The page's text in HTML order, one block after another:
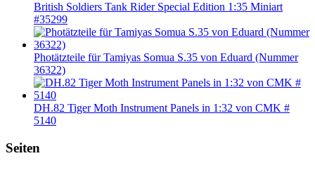
British Soldiers Tank Rider Special Edition 1:35 Miniart
#35299
Photätzteile für Tamiyas Somua S.35 von Eduard (Nummer
36322)
DH.82 Tiger Moth Instrument Panels in 1:32 von CMK #
5140
Seiten